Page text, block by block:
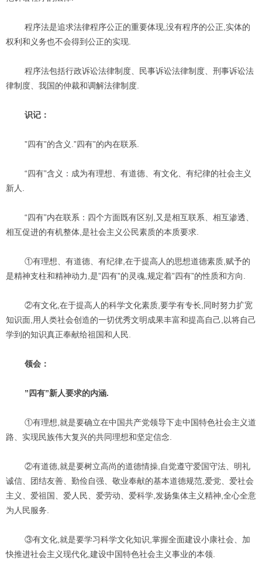
程序法是追求法律程序公正的重要体现,没有程序的公正,实体的
权利和义务也不会得到公正的实现.
程序法包括行政诉讼法律制度、民事诉讼法律制度、刑事诉讼法
律制度、我国的仲裁和调解法律制度.
识记：
”四有”的含义.”四有”的内在联系.
“四有”含义：成为有理想、有道德、有文化、有纪律的社会主义
新人.
“四有”内在联系：四个方面既有区别,又是相互联系、相互渗透、
相互促进的有机整体,是社会主义公民素质的本质要求.
①有理想、有道德、有纪律,在于提高人的思想道德素质,赋予的
是精神支柱和精神动力,是”四有”的灵魂,规定着”四有”的性质和方向.
②有文化,在于提高人的科学文化素质,要学有专长,同时努力扩宽
知识面,用人类社会创造的一切优秀文明成果丰富和提高自己,以将自己
学到的知识真正奉献给祖国和人民.
领会：
”四有”新人要求的内涵.
①有理想,就是要确立在中国共产党领导下走中国特色社会主义道
路、实现民族伟大复兴的共同理想和坚定信念.
②有道德,就是要树立高尚的道德情操,自觉遵守爱国守法、明礼
诚信、团结友善、勤俭自强、敬业奉献的基本道德规范,爱党、爱社会
主义、爱祖国、爱人民、爱劳动、爱科学,发扬集体主义精神,全心全意
为人民服务.
③有文化,就是要学习科学文化知识,掌握全面建设小康社会、加
快推进社会主义现代化,建设中国特色社会主义事业的本领.